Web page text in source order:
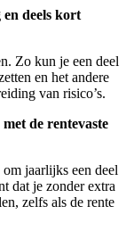
deels kort
Zo kun je een deel
en het andere
van risico’s.
de rentevaste
jaarlijks een deel
dat je zonder extra
zelfs als de rente